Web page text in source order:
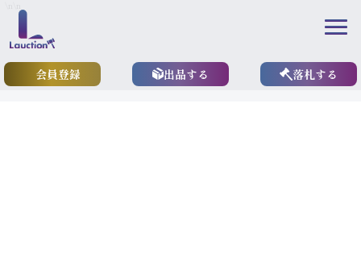
会員登録 出品する 落札する